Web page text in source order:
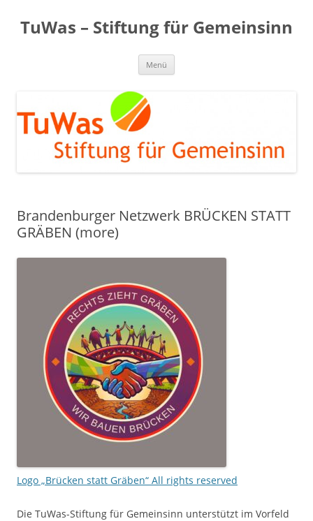
springen
TuWas – Stiftung für Gemeinsinn
Menü
Brandenburger Netzwerk BRÜCKEN STATT
GRÄBEN (more)
Logo „Brücken statt Gräben“ All rights reserved
Die TuWas-Stiftung für Gemeinsinn unterstützt im Vorfeld